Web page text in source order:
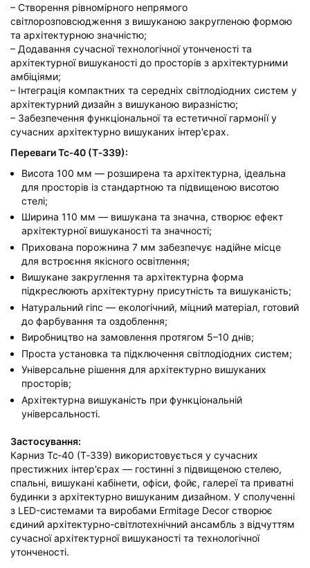
– Створення рівномірного непрямого
світлорозповсюдження з вишуканою закругленою формою
та архітектурною значністю;
– Додавання сучасної технологічної утонченості та
архітектурної вишуканості до просторів з архітектурними
амбіціями;
– Інтеграція компактних та середніх світлодіодних систем у
архітектурний дизайн з вишуканою виразністю;
– Забезпечення функціональної та естетичної гармонії у
сучасних архітектурно вишуканих інтер'єрах.
Переваги Тс‑40 (Т‑339):
Висота 100 мм — розширена та архітектурна, ідеальна
для просторів із стандартною та підвищеною висотою
стелі;
Ширина 110 мм — вишукана та значна, створює ефект
архітектурної вишуканості та значності;
Прихована порожнина 7 мм забезпечує надійне місце
для встроєння якісного освітлення;
Вишукане закруглення та архітектурна форма
підкреслюють архітектурну присутність та вишуканість;
Натуральний гіпс — екологічний, міцний матеріал, готовий
до фарбування та оздоблення;
Виробництво на замовлення протягом 5–10 днів;
Проста установка та підключення світлодіодних систем;
Універсальне рішення для архітектурно вишуканих
просторів;
Архітектурна вишуканість при функціональній
універсальності.
Застосування:
Карниз Тс‑40 (Т‑339) використовується у сучасних
престижних інтер'єрах — гостинні з підвищеною стелею,
спальні, вишукані кабінети, офіси, фойє, галереї та приватні
будинки з архітектурно вишуканим дизайном. У сполученні
з LED-системами та виробами Ermitage Decor створює
єдиний архітектурно-світлотехнічний ансамбль з відчуттям
сучасної архітектурної вишуканості та технологічної
утонченості.